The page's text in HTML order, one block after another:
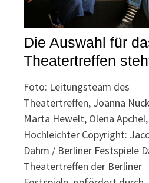
Die Auswahl für
Theatertreffen
Foto: Leitungsteam des
Theatertreffen, Joanna
Marta Hewelt, Olena
Hochleichter Copyright:
Dahm / Berliner Festspiele
Theatertreffen der Berliner